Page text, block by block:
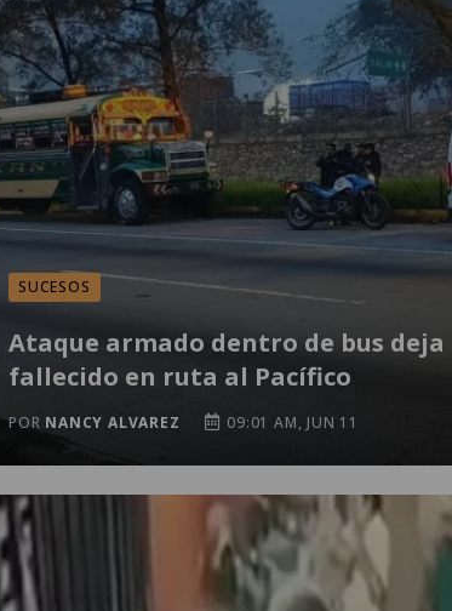
SUCESOS
Ataque armado dentro de bus deja
fallecido en ruta al Pacífico
POR NANCY ALVAREZ 09:01 AM, JUN 11